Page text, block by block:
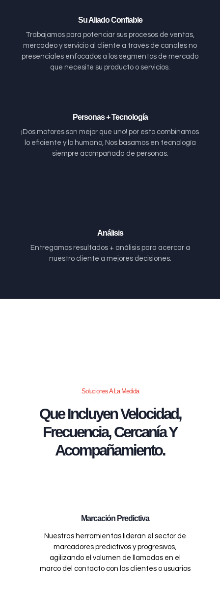
Su Aliado Confiable
Trabajamos para potenciar sus procesos de ventas,
mercadeo y servicio al cliente a través de canales no
presenciales enfocados a los segmentos de mercado
que necesite su producto o servicios.
Personas + Tecnología
¡Dos motores son mejor que uno! por esto combinamos
lo eficiente y lo humano, Nos basamos en tecnología
siempre acompañada de personas.
Análisis
Entregamos resultados + análisis para acercar a
nuestro cliente a mejores decisiones.
Soluciones A La Medida
Que Incluyen Velocidad,
Frecuencia, Cercanía Y
Acompañamiento.
Marcación Predictiva
Nuestras herramientas lideran el sector de
marcadores predictivos y progresivos,
agilizando el volumen de llamadas en el
marco del contacto con los clientes o usuarios